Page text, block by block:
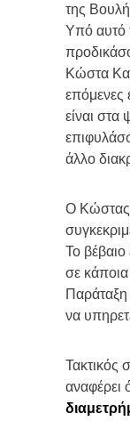
της
Υπό αυτό
Κώστα
επόμενες
είναι στα
άλλο
Ο Κώστας
Το βέβαιο
σε
Παράταξη
να
Τακτικός
αναφέρει